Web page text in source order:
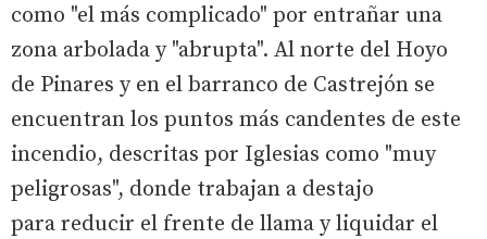
como "el más complicado" por entrañar una
zona arbolada y "abrupta". Al norte del Hoyo
de Pinares y en el barranco de Castrejón se
encuentran los puntos más candentes de este
incendio, descritas por Iglesias como "muy
peligrosas", donde trabajan a destajo
para reducir el frente de llama y liquidar el